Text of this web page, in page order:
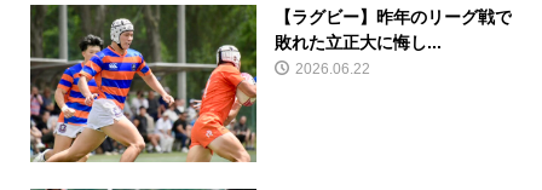
【ラグビー】昨年のリーグ戦で
敗れた立正大に悔し...
2026.06.22